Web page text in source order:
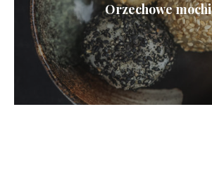
Orzechowe mochi